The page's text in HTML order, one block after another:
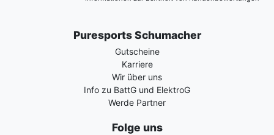
Puresports Schumacher
Gutscheine
Karriere
Wir über uns
Info zu BattG und ElektroG
Werde Partner
Folge uns